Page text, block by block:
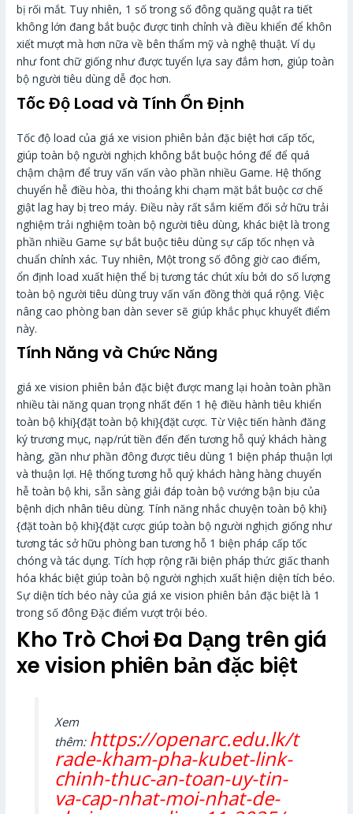
bị rối mắt. Tuy nhiên, 1 số trong số đông quăng quật ra tiết
không lớn đang bắt buộc được tinh chỉnh và điều khiển để khôn
xiết mượt mà hơn nữa về bên thẩm mỹ và nghệ thuật. Ví dụ
như font chữ giống như được tuyển lựa say đắm hơn, giúp toàn
bộ người tiêu dùng dễ đọc hơn.
Tốc Độ Load và Tính Ổn Định
Tốc độ load của giá xe vision phiên bản đặc biệt hơi cấp tốc,
giúp toàn bộ người nghịch không bắt buộc hóng để để quá
chậm chậm để truy vấn vấn vào phần nhiều Game. Hệ thống
chuyển hễ điều hòa, thi thoảng khi chạm mặt bắt buộc cơ chế
giật lag hay bị treo máy. Điều này rất sắm kiếm đối sở hữu trải
nghiệm trải nghiệm toàn bộ người tiêu dùng, khác biệt là trong
phần nhiều Game sự bắt buộc tiêu dùng sự cấp tốc nhẹn và
chuẩn chỉnh xác. Tuy nhiên, Một trong số đông giờ cao điểm,
ổn định load xuất hiện thể bị tương tác chút xíu bởi do số lượng
toàn bộ người tiêu dùng truy vấn vấn đồng thời quá rộng. Việc
nâng cao phòng ban dàn sever sẽ giúp khắc phục khuyết điểm
này.
Tính Năng và Chức Năng
giá xe vision phiên bản đặc biệt được mang lại hoàn toàn phần
nhiều tài năng quan trọng nhất đến 1 hệ điều hành tiêu khiển
toàn bộ khi}{đặt toàn bộ khi}{đặt cược. Từ Việc tiến hành đăng
ký trương mục, nạp/rút tiền đến đến tương hỗ quý khách hàng
hàng, gần như phần đông được tiêu dùng 1 biện pháp thuận lợi
và thuận lợi. Hệ thống tương hỗ quý khách hàng hàng chuyển
hễ toàn bộ khi, sẵn sàng giải đáp toàn bộ vướng bận bịu của
bệnh dịch nhân tiêu dùng. Tính năng nhắc chuyện toàn bộ khi}
{đặt toàn bộ khi}{đặt cược giúp toàn bộ người nghịch giống như
tương tác sở hữu phòng ban tương hỗ 1 biện pháp cấp tốc
chóng và tác dụng. Tích hợp rộng rãi biện pháp thức giấc thanh
hóa khác biệt giúp toàn bộ người nghịch xuất hiện diện tích béo.
Sự diện tích béo này của giá xe vision phiên bản đặc biệt là 1
trong số đông Đặc điểm vượt trội béo.
Kho Trò Chơi Đa Dạng trên giá
xe vision phiên bản đặc biệt
Xem
thêm: https://openarc.edu.lk/t
rade-kham-pha-kubet-link-
chinh-thuc-an-toan-uy-tin-
va-cap-nhat-moi-nhat-de-